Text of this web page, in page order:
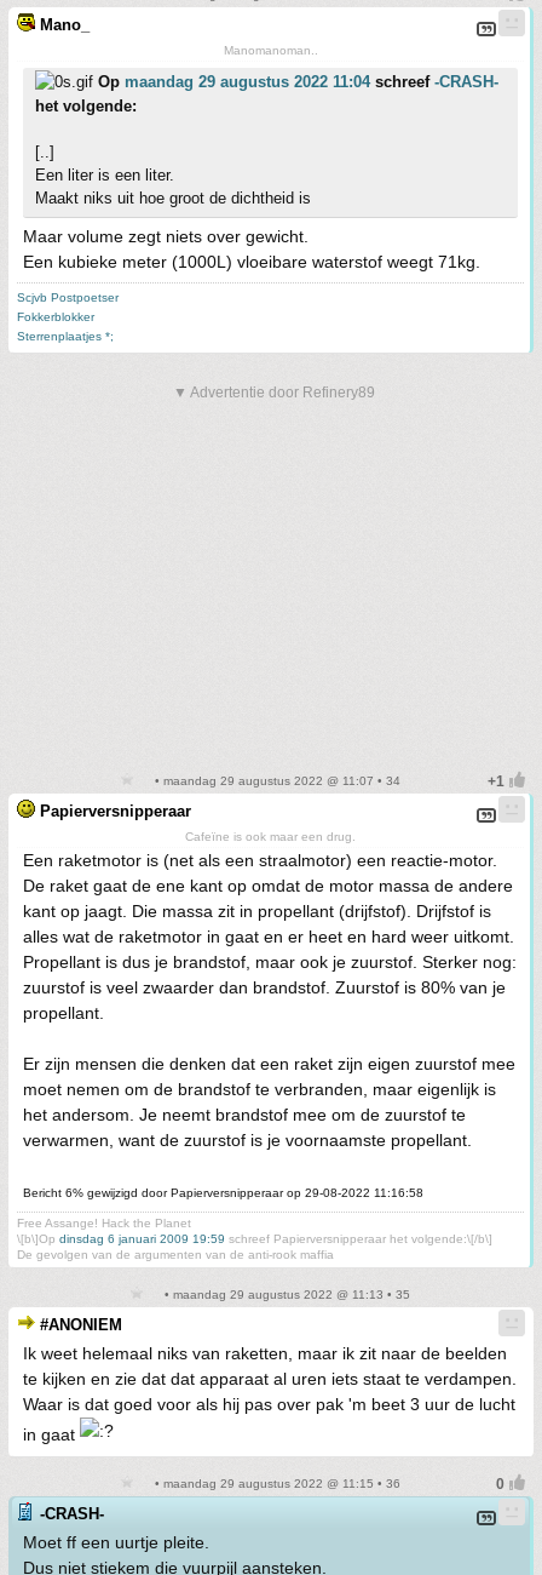
Mano_
Manomanoman..
Op maandag 29 augustus 2022 11:04schreef -CRASH-
het volgende:
[..]
Een liter is een liter.
Maakt niks uit hoe groot de dichtheid is
Maar volume zegt niets over gewicht.
Een kubieke meter (1000L) vloeibare waterstof weegt 71kg.
Scjvb Postpoetser
Fokkerblokker
Sterrenplaatjes *;
▼ Advertentie door Refinery89
• maandag 29 augustus 2022 @ 11:07 • 34
Papierversnipperaar
Cafeïne is ook maar een drug.
Een raketmotor is (net als een straalmotor) een reactie-motor.
De raket gaat de ene kant op omdat de motor massa de andere
kant op jaagt. Die massa zit in propellant (drijfstof). Drijfstof is
alles wat de raketmotor in gaat en er heet en hard weer uitkomt.
Propellant is dus je brandstof, maar ook je zuurstof. Sterker nog:
zuurstof is veel zwaarder dan brandstof. Zuurstof is 80% van je
propellant.
Er zijn mensen die denken dat een raket zijn eigen zuurstof mee
moet nemen om de brandstof te verbranden, maar eigenlijk is
het andersom. Je neemt brandstof mee om de zuurstof te
verwarmen, want de zuurstof is je voornaamste propellant.
Bericht 6% gewijzigd door Papierversnipperaar op 29-08-2022 11:16:58
Free Assange! Hack the Planet
\[b\]Op dinsdag 6 januari 2009 19:59 schreef Papierversnipperaar het volgende:\[/b\]
De gevolgen van de argumenten van de anti-rook maffia
• maandag 29 augustus 2022 @ 11:13 • 35
#ANONIEM
Ik weet helemaal niks van raketten, maar ik zit naar de beelden
te kijken en zie dat dat apparaat al uren iets staat te verdampen.
Waar is dat goed voor als hij pas over pak 'm beet 3 uur de lucht
in gaat
• maandag 29 augustus 2022 @ 11:15 • 36
-CRASH-
Moet ff een uurtje pleite.
Dus niet stiekem die vuurpijl aansteken.